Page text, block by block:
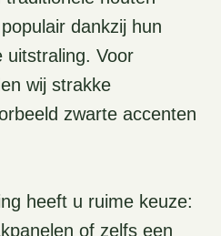
dankzij hun
uitstraling. Voor
wij strakke
zwarte accenten
heeft u ruime keuze:
of zelfs een